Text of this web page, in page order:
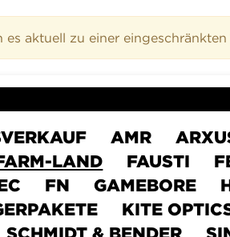
es aktuell zu einer
AMR
LAND FAUSTI
FN GAMEBORE
KITE
SCHMIDT & BENDER